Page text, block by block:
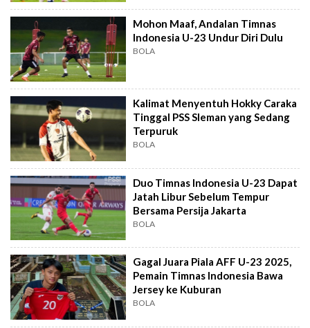
Mohon Maaf, Andalan Timnas
Indonesia U-23 Undur Diri Dulu
BOLA
Kalimat Menyentuh Hokky Caraka
Tinggal PSS Sleman yang Sedang
Terpuruk
BOLA
Duo Timnas Indonesia U-23 Dapat
Jatah Libur Sebelum Tempur
Bersama Persija Jakarta
BOLA
Gagal Juara Piala AFF U-23 2025,
Pemain Timnas Indonesia Bawa
Jersey ke Kuburan
BOLA